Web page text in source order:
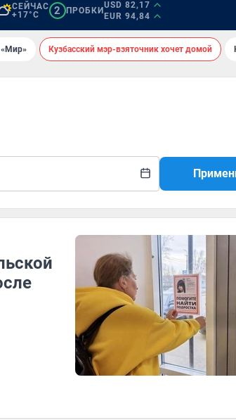
СЕЙЧАС
+17°C
2 ПРОБКИ
USD 82,17
EUR 94,84
«Мир» Кузбасский мэр-взяточник хочет домой